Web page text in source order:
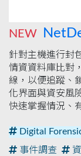
NEW
針對主機進行封
情資資料庫比對
線，以便追蹤、
化界面與資安風
快速掌握情況、
Digital
事件調查